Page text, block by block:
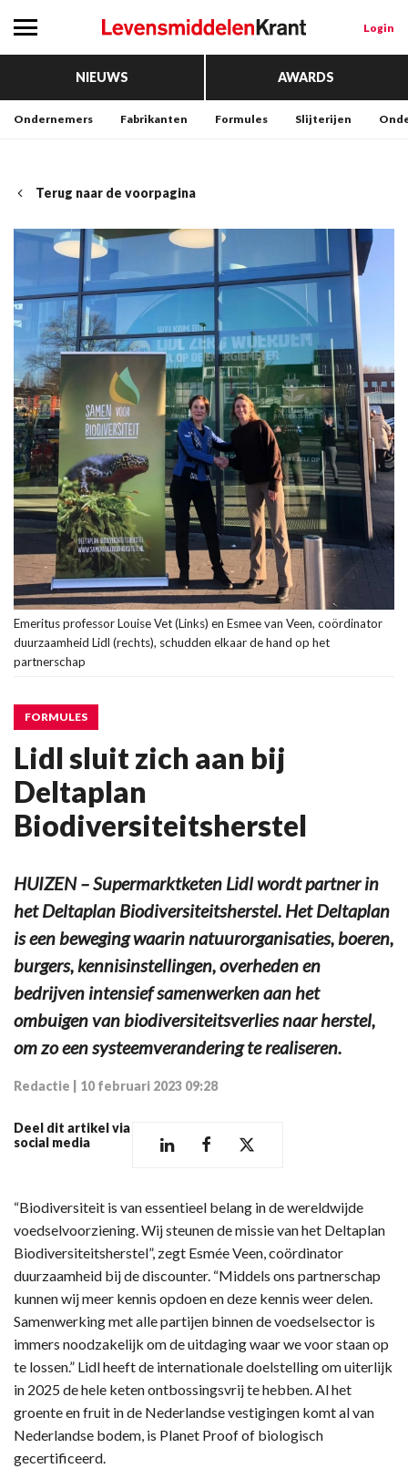
Login
NIEUWS AWARDS
Ondernemers Fabrikanten Formules Slijterijen
Terug naar de voorpagina
Emeritus professor Louise Vet (Links) en Esmee van Veen, coördinator
duurzaamheid Lidl (rechts), schudden elkaar de hand op het
partnerschap
FORMULES
Lidl sluit zich aan bij
Deltaplan
Biodiversiteitsherstel
HUIZEN – Supermarktketen Lidl wordt partner in
het Deltaplan Biodiversiteitsherstel. Het Deltaplan
is een beweging waarin natuurorganisaties, boeren,
burgers, kennisinstellingen, overheden en
bedrijven intensief samenwerken aan het
ombuigen van biodiversiteitsverlies naar herstel,
om zo een systeemverandering te realiseren.
Redactie 10 februari 2023 09:28
Deel dit artikel via
social media
“Biodiversiteit is van essentieel belang in de wereldwijde
voedselvoorziening. Wij steunen de missie van het Deltaplan
Biodiversiteitsherstel”, zegt Esmée Veen, coördinator
duurzaamheid bij de discounter. “Middels ons partnerschap
kunnen wij meer kennis opdoen en deze kennis weer delen.
Samenwerking met alle partijen binnen de voedselsector is
immers noodzakelijk om de uitdaging waar we voor staan op
te lossen.” Lidl heeft de internationale doelstelling om uiterlijk
in 2025 de hele keten ontbossingsvrij te hebben. Al het
groente en fruit in de Nederlandse vestigingen komt al van
Nederlandse bodem, is Planet Proof of biologisch
gecertificeerd.